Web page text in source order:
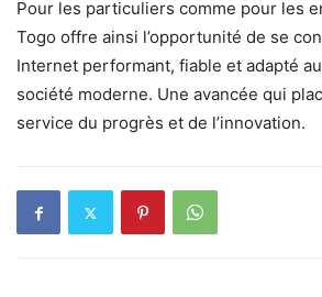
Pour les particuliers comme pour les
Togo offre ainsi l’opportunité de se
Internet performant, fiable et adapté
société moderne. Une avancée qui
service du progrès et de l’innovation.